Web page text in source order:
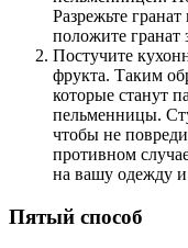
Разрежьте
положите гранат
Постучите
фрукта. Таким
которые станут
пельменницы.
чтобы не
противном
на вашу одежду
Пятый способ